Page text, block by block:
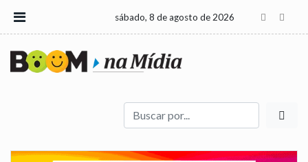
sábado, 8 de agosto de 2026
Buscar